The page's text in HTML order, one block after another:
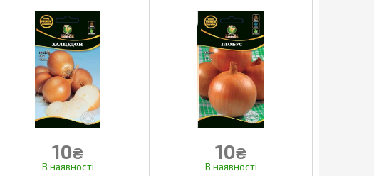
10₴ 10₴